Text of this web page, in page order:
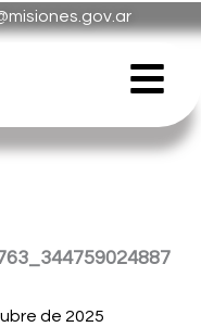
de 2025